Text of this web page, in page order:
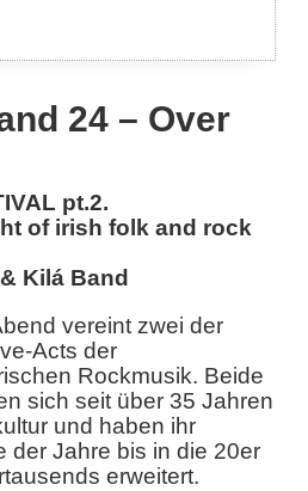
24 – Over
pt.2.
of irish folk and rock
Kilá Band
vereint zwei der
Acts der
Rockmusik. Beide
sich seit über 35 Jahren
und haben ihr
der Jahre bis in die 20er
erweitert.